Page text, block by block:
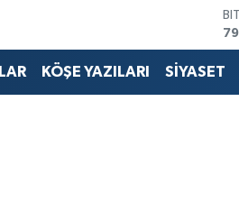
KÖŞE YAZILARI SİYASET